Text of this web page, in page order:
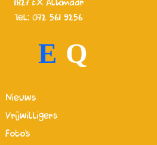
1827 EX Alkmaar
Tel: 072 561 9256
E Q
Nieuws
Vrijwilligers
Foto's